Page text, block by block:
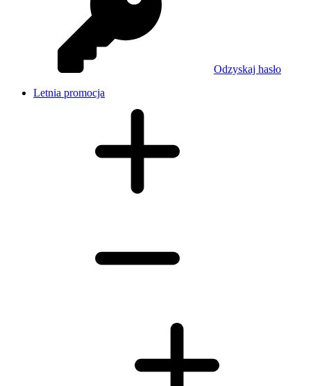
Odzyskaj hasło
Letnia promocja